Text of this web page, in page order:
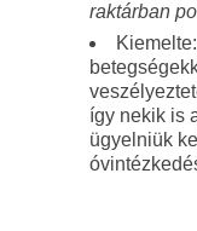
raktárban
így nekik is
ügyelniük